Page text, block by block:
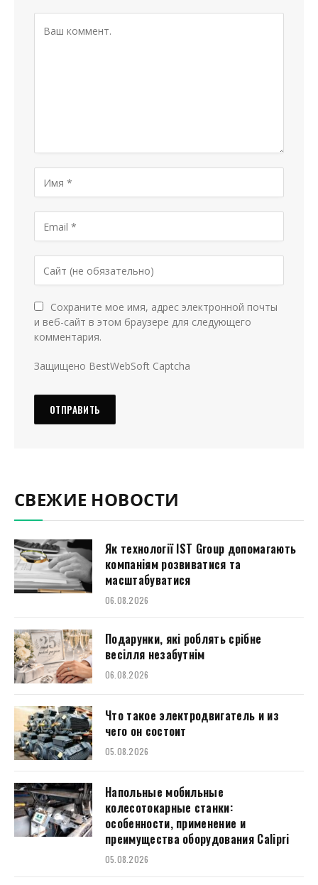
Сохраните мое имя, адрес электронной почты
и веб-сайт в этом браузере для следующего
комментария.
Защищено BestWebSoft Captcha
СВЕЖИЕ НОВОСТИ
Як технології IST Group допомагають
компаніям розвиватися та
масштабуватися
06.08.2026
Подарунки, які роблять срібне
весілля незабутнім
06.08.2026
Что такое электродвигатель и из
чего он состоит
05.08.2026
Напольные мобильные
колесотокарные станки:
особенности, применение и
преимущества оборудования Calipri
05.08.2026